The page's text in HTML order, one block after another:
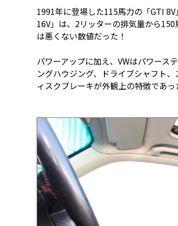
1991年に登場した115馬力の「GTI
16V」は、2リッターの排気量から
は悪くない数値だった！
パワーアップに加え、VWはパワース
ングハウジング、ドライブシャフト
ィスクブレーキが外観上の特徴であ